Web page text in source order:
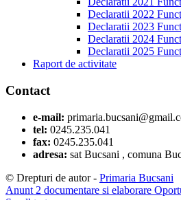
Declaratii 2022
Declaratii 2023
Declaratii 2024
Declaratii 2025
Raport de activitate
Contact
e-mail:
tel: 0245.235.041
fax: 0245.235.041
adresa: sat Bucsani , comuna
© Drepturi de autor - Primaria Bucsani
Anunt 2 documentare si elaborare